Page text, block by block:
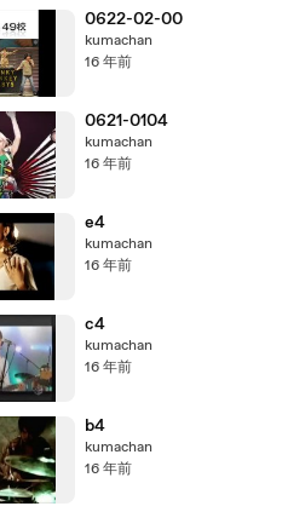
0622-02-00
kumachan
16 年前
0621-0104
kumachan
16 年前
e4
kumachan
16 年前
c4
kumachan
16 年前
b4
kumachan
16 年前